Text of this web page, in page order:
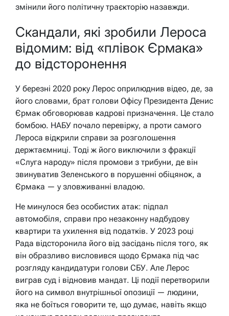
змінили його політичну траєкторію назавжди.
Скандали, які зробили Лероса
відомим: від «плівок Єрмака»
до відсторонення
У березні 2020 року Лерос оприлюднив відео, де, за
його словами, брат голови Офісу Президента Денис
Єрмак обговорював кадрові призначення. Це стало
бомбою. НАБУ почало перевірку, а проти самого
Лероса відкрили справи за розголошення
держтаємниці. Тоді ж його виключили з фракції
«Слуга народу» після промови з трибуни, де він
звинуватив Зеленського в порушенні обіцянок, а
Єрмака — у зловживанні владою.
Не минулося без особистих атак: підпал
автомобіля, справи про незаконну надбудову
квартири та ухилення від податків. У 2023 році
Рада відсторонила його від засідань після того, як
він образливо висловився щодо Єрмака під час
розгляду кандидатури голови СБУ. Але Лерос
виграв суд і відновив мандат. Ці події перетворили
його на символ внутрішньої опозиції — людини,
яка не боїться говорити те, що думає, навіть якщо